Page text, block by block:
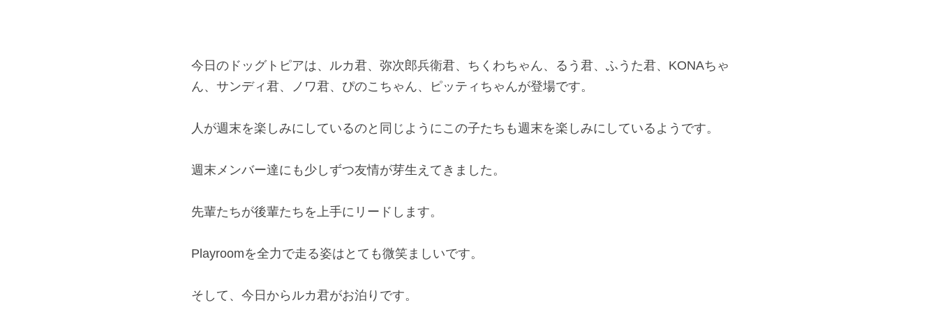
今日のドッグトピアは、ルカ君、弥次郎兵衛君、ちくわちゃん、るう君、ふうた君、KONAちゃ
ん、サンディ君、ノワ君、ぴのこちゃん、ピッティちゃんが登場です。
人が週末を楽しみにしているのと同じようにこの子たちも週末を楽しみにしているようです。
週末メンバー達にも少しずつ友情が芽生えてきました。
先輩たちが後輩たちを上手にリードします。
Playroomを全力で走る姿はとても微笑ましいです。
そして、今日からルカ君がお泊りです。